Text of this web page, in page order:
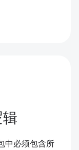
中必须包含所